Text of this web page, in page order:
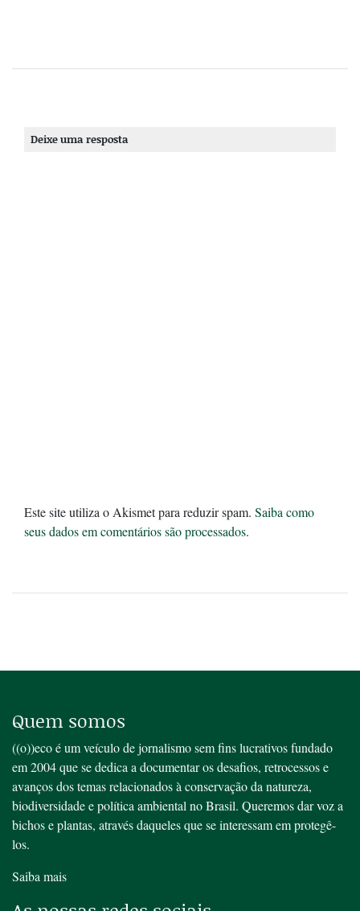
Deixe uma resposta
Este site utiliza o Akismet para reduzir spam. Saiba como
seus dados em comentários são processados.
Quem somos
((o))eco é um veículo de jornalismo sem fins lucrativos fundado
em 2004 que se dedica a documentar os desafios, retrocessos e
avanços dos temas relacionados à conservação da natureza,
biodiversidade e política ambiental no Brasil. Queremos dar voz a
bichos e plantas, através daqueles que se interessam em protegê-
los.
Saiba mais